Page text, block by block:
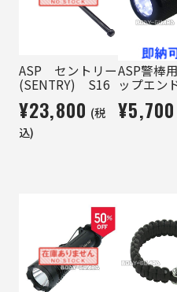
ASP セントリー
(SENTRY) S16
¥23,800 (税
込)
ASP警棒
ップエン
¥5,700